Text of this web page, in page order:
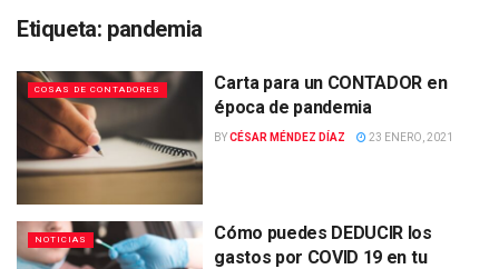
Etiqueta: pandemia
COSAS DE CONTADORES
Carta para un CONTADOR en
época de pandemia
BYCÉSAR MÉNDEZ DÍAZ 23 ENERO, 2021
NOTICIAS
Cómo puedes DEDUCIR los
gastos por COVID 19 en tu